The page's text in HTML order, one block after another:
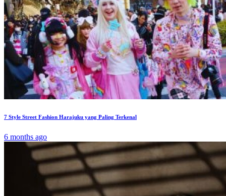
7 Style Street Fashion Harajuku yang Paling Terkenal
6 months ago